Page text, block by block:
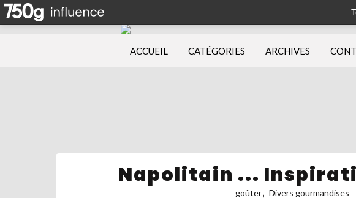
ACCUEIL CATÉGORIES ARCHIVES
Napolitain ...
goûter, Divers gourmandises